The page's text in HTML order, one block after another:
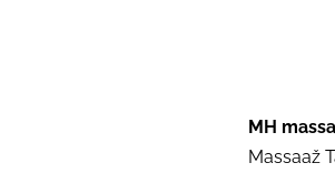
MH
Massaaž